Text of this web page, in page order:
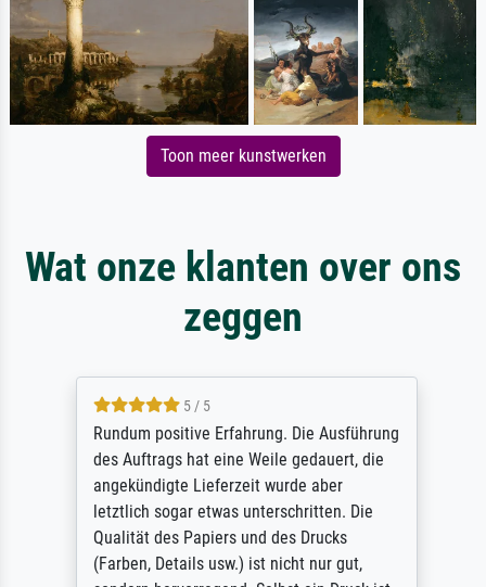
Toon meer kunstwerken
Wat onze klanten over ons
zeggen
5 / 5
Rundum positive Erfahrung. Die Ausführung
des Auftrags hat eine Weile gedauert, die
angekündigte Lieferzeit wurde aber
letztlich sogar etwas unterschritten. Die
Qualität des Papiers und des Drucks
(Farben, Details usw.) ist nicht nur gut,